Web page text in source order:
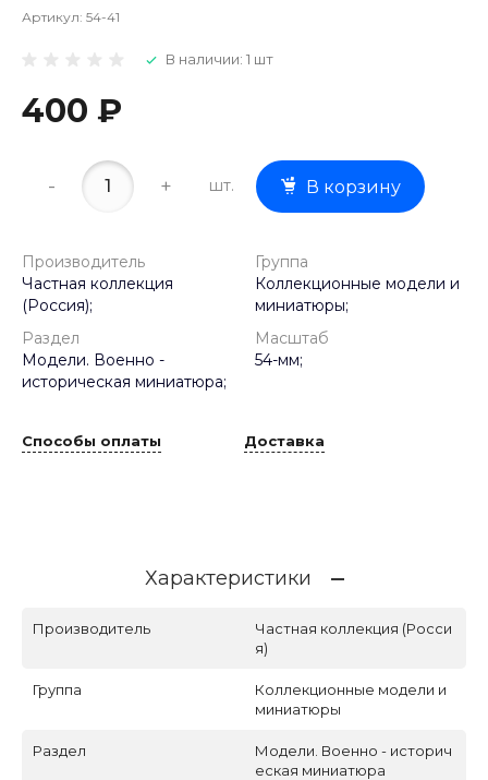
Артикул: 54-41
В наличии: 1 шт
400 ₽
- + шт. В корзину
Производитель
Частная коллекция
(Россия);
Группа
Коллекционные модели и
миниатюры;
Раздел
Модели. Военно -
историческая миниатюра;
Масштаб
54-мм;
Способы оплаты Доставка
Характеристики
Производитель
Частная коллекция (Росси
я)
Группа
Коллекционные модели и
миниатюры
Раздел
Модели. Военно - историч
еская миниатюра